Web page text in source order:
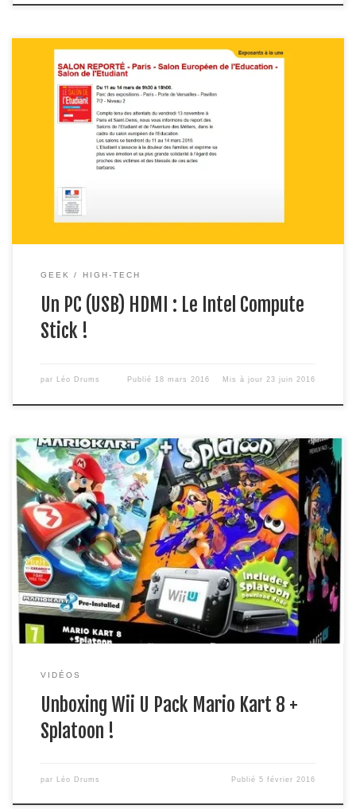
Découvrez le plus petit pc du monde un ordinateur de la taille
d’une clé USB qui se branche sur un port HDMI de votre TV
ou n’importe quel écran ! Ce petit bijou de technologie
dispose de 2 GO DE RAM (mémoire vive), 32 GO de
stockage, un processeur intel […]
GEEK HIGH-TECH
Un PC (USB) HDMI : Le Intel Compute
Stick !
par Léo Drums Publié 18 mars 2016 Mis à jour23 juin 2016
Viens découvrir l’unboxing du nouveau Wii U Pack Mario Kart
8 + Splatoon ! Avec Loïc Drums.
VIDÉOS
Unboxing Wii U Pack Mario Kart 8 +
Splatoon !
par Léo Drums Publié5 février 2016